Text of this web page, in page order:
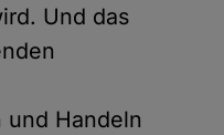
Und das
und Handeln